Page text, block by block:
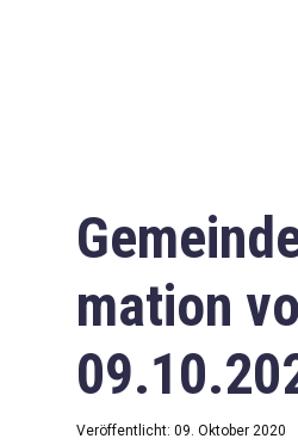
mation
Veröffentlicht: 09. Oktober 2020